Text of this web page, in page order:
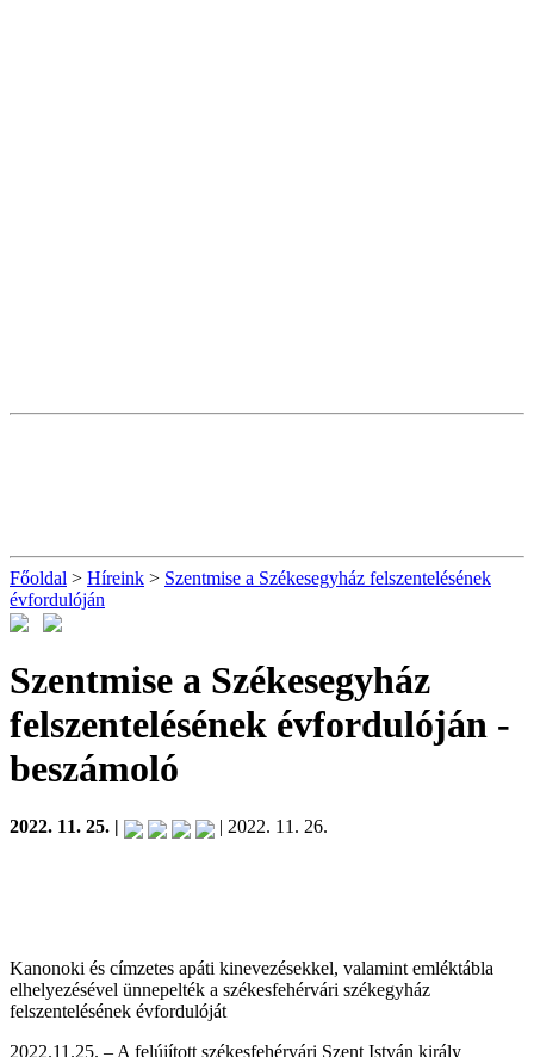
Főoldal > Híreink > Szentmise a Székesegyház felszentelésének
évfordulóján
Szentmise a Székesegyház
felszentelésének évfordulóján -
beszámoló
2022. 11. 25. | | 2022. 11. 26.
Kanonoki és címzetes apáti kinevezésekkel, valamint emléktábla
elhelyezésével ünnepelték a székesfehérvári székegyház
felszentelésének évfordulóját
2022.11.25. – A felújított székesfehérvári Szent István király